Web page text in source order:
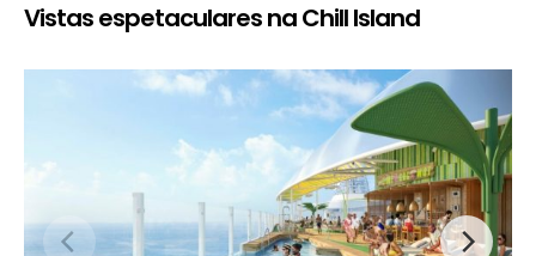
Vistas espetaculares na Chill Island